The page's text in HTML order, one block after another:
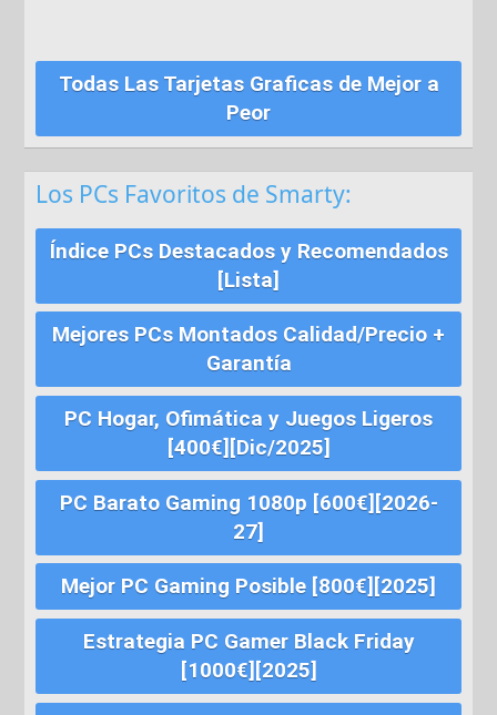
Todas Las Tarjetas Graficas de Mejor a
Peor
Los PCs Favoritos de Smarty:
Índice PCs Destacados y Recomendados
[Lista]
Mejores PCs Montados Calidad/Precio +
Garantía
PC Hogar, Ofimática y Juegos Ligeros
[400€][Dic/2025]
PC Barato Gaming 1080p [600€][2026-
27]
Mejor PC Gaming Posible [800€][2025]
Estrategia PC Gamer Black Friday
[1000€][2025]